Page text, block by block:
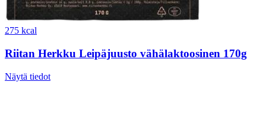
275 kcal
Riitan Herkku Leipäjuusto vähälaktoosinen 170g
Näytä tiedot